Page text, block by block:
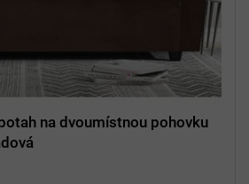
na dvoumístnou pohovku